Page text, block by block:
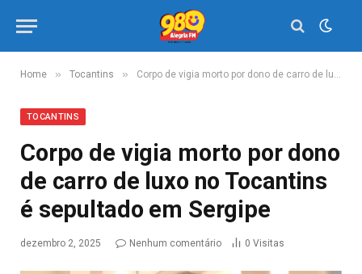
Home » Tocantins » Corpo de vigia morto por dono de carro de luxo no Tocantins é sepultado em Sergipe
TOCANTINS
Corpo de vigia morto por dono
de carro de luxo no Tocantins
é sepultado em Sergipe
dezembro 2, 2025 Nenhum comentário 0 Visitas